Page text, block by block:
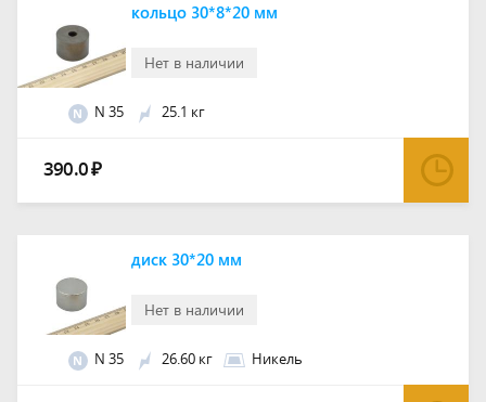
Нет в наличии
кольцо 30*8*20 мм
N N 35 25.1 кг
390.0₽
Нет в наличии
диск 30*20 мм
N N 35 26.60 кг Никель